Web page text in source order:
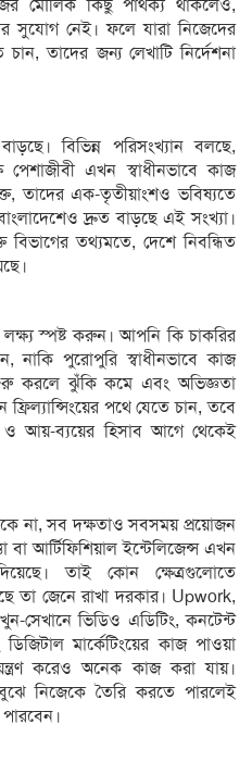
মৌলিক কিছু পার্থক্য থাকলেও,
সুযোগ নেই। ফলে যারা নিজেদের
চান, তাদের জন্য লেখাটি নির্দেশনা
বাড়ছে। বিভিন্ন পরিসংখ্যান বলছে,
এখন স্বাধীনভাবে কাজ
তাদের এক-তৃতীয়াংশও ভবিষ্যতে
দ্রুত বাড়ছে এই সংখ্যা।
তথ্যমতে, দেশে নিবন্ধিত
স্পষ্ট করুন। আপনি কি চাকরির
নাকি পুরোপুরি স্বাধীনভাবে কাজ
করলে ঝুঁকি কমে এবং অভিজ্ঞতা
পথে যেতে চান, তবে
ও আয়-ব্যয়ের হিসাব আগে থেকেই
না, সব দক্ষতাও সবসময় প্রয়োজন
বা আর্টিফিশিয়াল ইন্টেলিজেন্স এখন
তাই কোন ক্ষেত্রগুলোতে
তা জেনে রাখা দরকার। Upwork,
ভিডিও এডিটিং, কনটেন্ট
মার্কেটিংয়ের কাজ পাওয়া
করেও অনেক কাজ করা যায়।
বুঝে নিজেকে তৈরি করতে পারলেই